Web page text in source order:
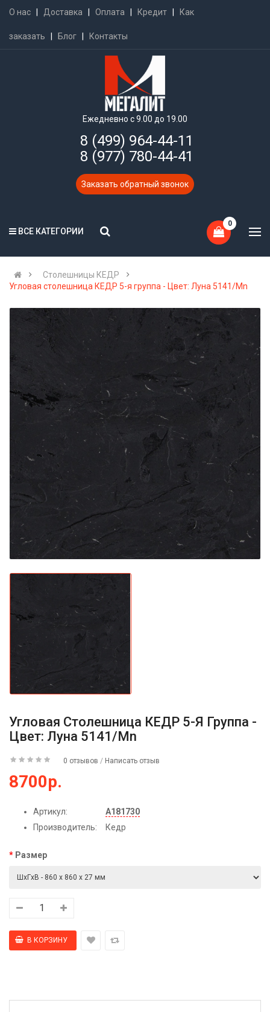
О нас Доставка Оплата Кредит Как
заказать Блог Контакты
Ежедневно с 9.00 до 19.00
8 (499) 964-44-11
8 (977) 780-44-41
Заказать обратный звонок
ВСЕ КАТЕГОРИИ
0
Столешницы КЕДР
Угловая столешница КЕДР 5-я группа - Цвет: Луна 5141/Mn
Угловая Столешница КЕДР 5-Я Группа -
Цвет: Луна 5141/Mn
0 отзывов / Написать отзыв
8700р.
Артикул:
А181730
Производитель:
Кедр
Размер